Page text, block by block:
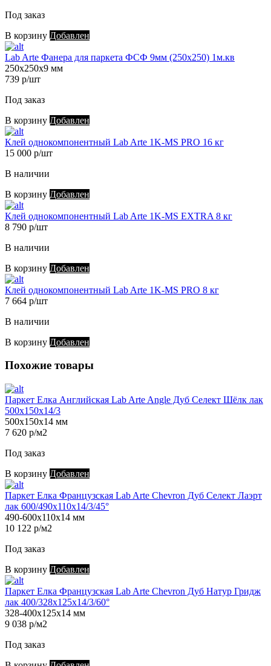
Под заказ
В корзину Добавлен
Lab Arte Фанера для паркета ФСФ 9мм (250х250) 1м.кв
250х250х9 мм
739 р/шт
Под заказ
В корзину Добавлен
Клей однокомпонентный Lab Arte 1K-MS PRO 16 кг
15 000 р/шт
В наличии
В корзину Добавлен
Клей однокомпонентный Lab Arte 1K-MS EXTRA 8 кг
8 790 р/шт
В наличии
В корзину Добавлен
Клей однокомпонентный Lab Arte 1K-MS PRO 8 кг
7 664 р/шт
В наличии
В корзину Добавлен
Похожие товары
Паркет Елка Английская Lab Arte Angle Дуб Селект Шёлк лак
500х150х14/3
500х150х14 мм
7 620 р/м2
Под заказ
В корзину Добавлен
Паркет Елка Французская Lab Arte Chevron Дуб Селект Лаэрт
лак 600/490х110х14/3/45°
490-600х110х14 мм
10 122 р/м2
Под заказ
В корзину Добавлен
Паркет Елка Французская Lab Arte Chevron Дуб Натур Гридж
лак 400/328х125х14/3/60°
328-400х125х14 мм
9 038 р/м2
Под заказ